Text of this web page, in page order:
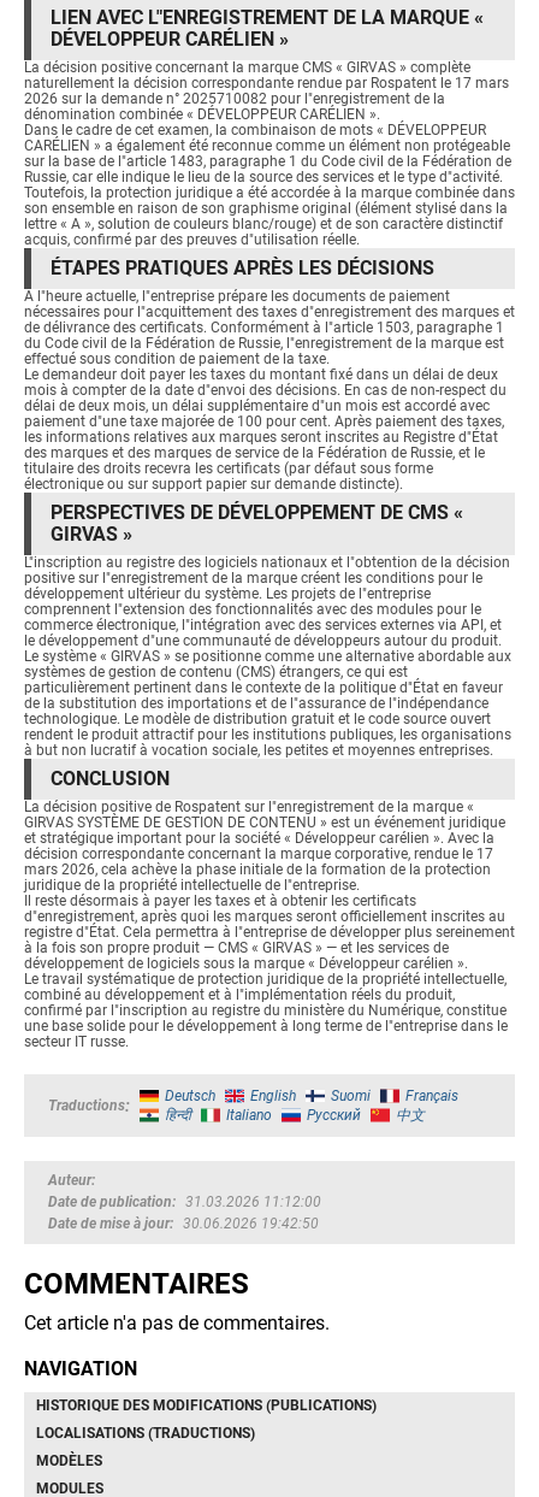
LIEN AVEC L"ENREGISTREMENT DE LA MARQUE «
DÉVELOPPEUR CARÉLIEN »
La décision positive concernant la marque CMS « GIRVAS » complète
naturellement la décision correspondante rendue par Rospatent le 17 mars
2026 sur la demande n° 2025710082 pour l"enregistrement de la
dénomination combinée « DÉVELOPPEUR CARÉLIEN ».
Dans le cadre de cet examen, la combinaison de mots « DÉVELOPPEUR
CARÉLIEN » a également été reconnue comme un élément non protégeable
sur la base de l"article 1483, paragraphe 1 du Code civil de la Fédération de
Russie, car elle indique le lieu de la source des services et le type d"activité.
Toutefois, la protection juridique a été accordée à la marque combinée dans
son ensemble en raison de son graphisme original (élément stylisé dans la
lettre « A », solution de couleurs blanc/rouge) et de son caractère distinctif
acquis, confirmé par des preuves d"utilisation réelle.
ÉTAPES PRATIQUES APRÈS LES DÉCISIONS
À l"heure actuelle, l"entreprise prépare les documents de paiement
nécessaires pour l"acquittement des taxes d"enregistrement des marques et
de délivrance des certificats. Conformément à l"article 1503, paragraphe 1
du Code civil de la Fédération de Russie, l"enregistrement de la marque est
effectué sous condition de paiement de la taxe.
Le demandeur doit payer les taxes du montant fixé dans un délai de deux
mois à compter de la date d"envoi des décisions. En cas de non-respect du
délai de deux mois, un délai supplémentaire d"un mois est accordé avec
paiement d"une taxe majorée de 100 pour cent. Après paiement des taxes,
les informations relatives aux marques seront inscrites au Registre d"État
des marques et des marques de service de la Fédération de Russie, et le
titulaire des droits recevra les certificats (par défaut sous forme
électronique ou sur support papier sur demande distincte).
PERSPECTIVES DE DÉVELOPPEMENT DE CMS «
GIRVAS »
L"inscription au registre des logiciels nationaux et l"obtention de la décision
positive sur l"enregistrement de la marque créent les conditions pour le
développement ultérieur du système. Les projets de l"entreprise
comprennent l"extension des fonctionnalités avec des modules pour le
commerce électronique, l"intégration avec des services externes via API, et
le développement d"une communauté de développeurs autour du produit.
Le système « GIRVAS » se positionne comme une alternative abordable aux
systèmes de gestion de contenu (CMS) étrangers, ce qui est
particulièrement pertinent dans le contexte de la politique d"État en faveur
de la substitution des importations et de l"assurance de l"indépendance
technologique. Le modèle de distribution gratuit et le code source ouvert
rendent le produit attractif pour les institutions publiques, les organisations
à but non lucratif à vocation sociale, les petites et moyennes entreprises.
CONCLUSION
La décision positive de Rospatent sur l"enregistrement de la marque «
GIRVAS SYSTÈME DE GESTION DE CONTENU » est un événement juridique
et stratégique important pour la société « Développeur carélien ». Avec la
décision correspondante concernant la marque corporative, rendue le 17
mars 2026, cela achève la phase initiale de la formation de la protection
juridique de la propriété intellectuelle de l"entreprise.
Il reste désormais à payer les taxes et à obtenir les certificats
d"enregistrement, après quoi les marques seront officiellement inscrites au
registre d"État. Cela permettra à l"entreprise de développer plus sereinement
à la fois son propre produit — CMS « GIRVAS » — et les services de
développement de logiciels sous la marque « Développeur carélien ».
Le travail systématique de protection juridique de la propriété intellectuelle,
combiné au développement et à l"implémentation réels du produit,
confirmé par l"inscription au registre du ministère du Numérique, constitue
une base solide pour le développement à long terme de l"entreprise dans le
secteur IT russe.
Traductions
Deutsch English Suomi
Français
हिन्दी
Italiano Русский 中文
Auteur
Date de publication
31.03.2026 11:12:00
Date de mise à jour
30.06.2026 19:42:50
COMMENTAIRES
Cet article n'a pas de commentaires.
NAVIGATION
HISTORIQUE DES MODIFICATIONS (PUBLICATIONS)
LOCALISATIONS (TRADUCTIONS)
MODÈLES
MODULES